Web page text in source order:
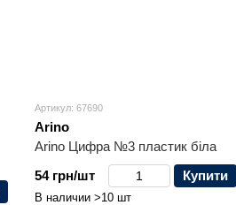
Артикул: 67690
Arino
Arino Цифра №3 пластик біла
54 грн/шт
Купити
В наличии >10 шт